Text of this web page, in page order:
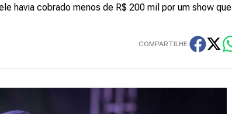
havia cobrado menos de R$ 200 mil por um show que
COMPARTILHE: